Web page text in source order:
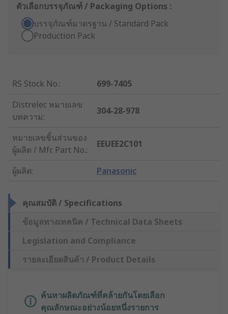
ตัวเลือกบรรจุภัณฑ์ / Packaging Options :
บรรจุภัณฑ์มาตรฐาน / Standard Pack
Production Pack
RS Stock No.:
699-7405
Distrelec หมายเลข
บทความ:
304-28-978
หมายเลขชิ้นส่วนของ
ผู้ผลิต / Mfr. Part No.:
EEUEE2C101
ผู้ผลิต: Panasonic
คุณสมบัติ / Specifications
ข้อมูลทางเทคนิค / Technical Data Sheets
Legislation and Compliance
รายละเอียดสินค้า / Product Details
ค้นหาผลิตภัณฑ์ที่คล้ายกันโดยเลือก
คุณลักษณะอย่างน้อยหนึ่งรายการ